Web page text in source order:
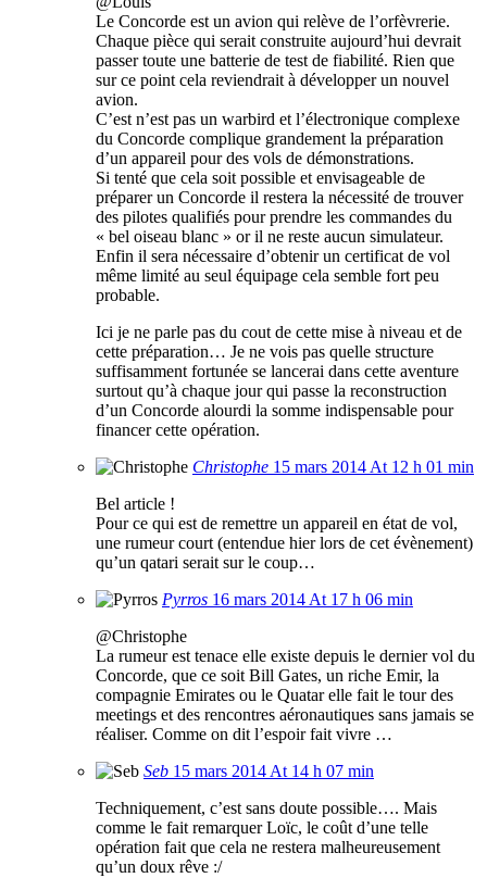
Le Concorde est un avion qui relève de l’orfèvrerie.
Chaque pièce qui serait construite aujourd’hui devrait
passer toute une batterie de test de fiabilité. Rien que
sur ce point cela reviendrait à développer un nouvel
avion.
C’est n’est pas un warbird et l’électronique complexe
du Concorde complique grandement la préparation
d’un appareil pour des vols de démonstrations.
Si tenté que cela soit possible et envisageable de
préparer un Concorde il restera la nécessité de trouver
des pilotes qualifiés pour prendre les commandes du
« bel oiseau blanc » or il ne reste aucun simulateur.
Enfin il sera nécessaire d’obtenir un certificat de vol
même limité au seul équipage cela semble fort peu
probable.
Ici je ne parle pas du cout de cette mise à niveau et de
cette préparation… Je ne vois pas quelle structure
suffisamment fortunée se lancerai dans cette aventure
surtout qu’à chaque jour qui passe la reconstruction
d’un Concorde alourdi la somme indispensable pour
financer cette opération.
Christophe 15 mars 2014 At 12 h 01 min
Bel article !
Pour ce qui est de remettre un appareil en état de vol,
une rumeur court (entendue hier lors de cet évènement)
qu’un qatari serait sur le coup…
Pyrros 16 mars 2014 At 17 h 06 min
@Christophe
La rumeur est tenace elle existe depuis le dernier vol du
Concorde, que ce soit Bill Gates, un riche Emir, la
compagnie Emirates ou le Quatar elle fait le tour des
meetings et des rencontres aéronautiques sans jamais se
réaliser. Comme on dit l’espoir fait vivre …
Seb 15 mars 2014 At 14 h 07 min
Techniquement, c’est sans doute possible…. Mais
comme le fait remarquer Loïc, le coût d’une telle
opération fait que cela ne restera malheureusement
qu’un doux rêve :/